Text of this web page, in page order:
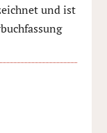
und ist